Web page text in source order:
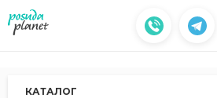
КАТАЛОГ